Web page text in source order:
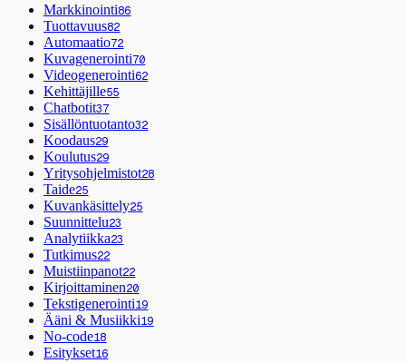
Markkinointi86
Tuottavuus82
Automaatio72
Kuvagenerointi70
Videogenerointi62
Kehittäjille55
Chatbotit37
Sisällöntuotanto32
Koodaus29
Koulutus29
Yritysohjelmistot28
Taide25
Kuvankäsittely25
Suunnittelu23
Analytiikka23
Tutkimus22
Muistiinpanot22
Kirjoittaminen20
Tekstigenerointi19
Ääni & Musiikki19
No-code18
Esitykset16